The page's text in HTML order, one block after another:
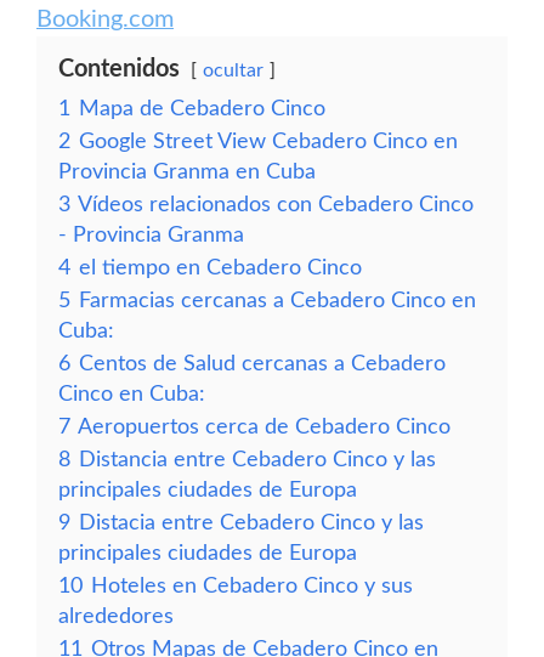
Booking.com
Contenidos ocultar
1
Mapa de Cebadero Cinco
2 Google Street View Cebadero Cinco en
Provincia Granma en Cuba
3 Vídeos relacionados con Cebadero Cinco
- Provincia Granma
4 el tiempo en Cebadero Cinco
5 Farmacias cercanas a Cebadero Cinco en
Cuba:
6 Centos de Salud cercanas a Cebadero
Cinco en Cuba:
7 Aeropuertos cerca de Cebadero Cinco
8 Distancia entre Cebadero Cinco y las
principales ciudades de Europa
9 Distacia entre Cebadero Cinco y las
principales ciudades de Europa
10 Hoteles en Cebadero Cinco y sus
alrededores
11 Otros Mapas de Cebadero Cinco en